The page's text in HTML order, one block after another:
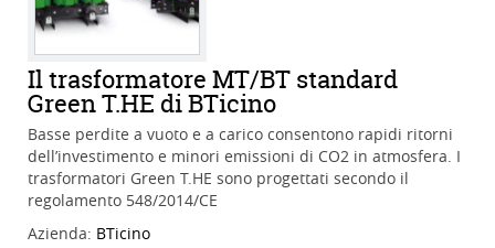
Il trasformatore MT/BT standard
Green T.HE di BTicino
Basse perdite a vuoto e a carico consentono rapidi ritorni
dell’investimento e minori emissioni di CO2 in atmosfera. I
trasformatori Green T.HE sono progettati secondo il
regolamento 548/2014/CE
Azienda: BTicino